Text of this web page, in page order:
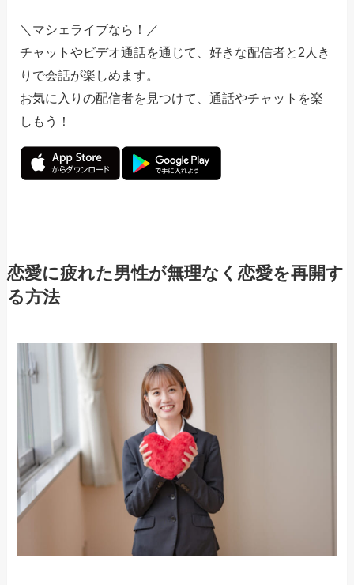
＼マシェライブなら！／
チャットやビデオ通話を通じて、好きな配信者と2人き
りで会話が楽しめます。
お気に入りの配信者を見つけて、通話やチャットを楽
しもう！
恋愛に疲れた男性が無理なく恋愛を再開す
る方法